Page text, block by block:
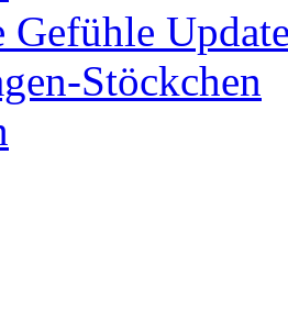
Gefühle
Stöckchen